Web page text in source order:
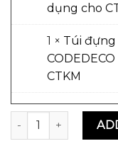
dụng cho
1 × Túi
CTKM
Tinh dầu nước hoa